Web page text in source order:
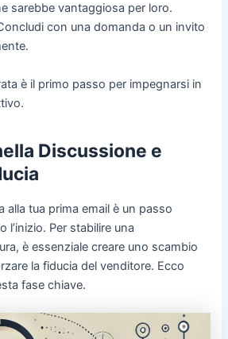
sarebbe vantaggiosa per loro.
con una domanda o un invito
è il primo passo per impegnarsi in
Discussione e
alla tua prima email è un passo
l’inizio. Per stabilire una
è essenziale creare uno scambio
la fiducia del venditore. Ecco
fase chiave.